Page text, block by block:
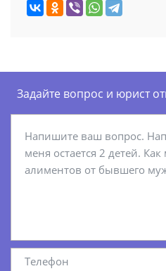
Задайте вопрос и юрист